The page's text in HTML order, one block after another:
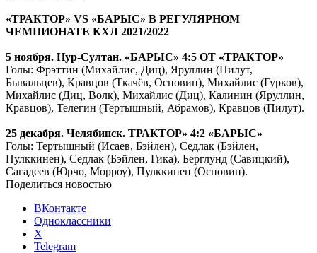
«ТРАКТОР» VS «БАРЫС» В РЕГУЛЯРНОМ
ЧЕМПИОНАТЕ КХЛ 2021/2022
5 ноября. Нур-Султан. «БАРЫС» 4:5 ОТ «ТРАКТОР»
Голы: Фрэттин (Михайлис, Диц), Яруллин (Пилут,
Бывальцев), Кравцов (Ткачёв, Основин), Михайлис (Гурков),
Михайлис (Диц, Волк), Михайлис (Диц), Калинин (Яруллин,
Кравцов), Телегин (Тертышный, Абрамов), Кравцов (Пилут).
25 декабря. Челябинск. ТРАКТОР» 4:2 «БАРЫС»
Голы: Тертышный (Исаев, Бэйлен), Седлак (Бэйлен,
Пулккинен), Седлак (Бэйлен, Гика), Берглунд (Савицкий),
Сагадеев (Юрчо, Морроу), Пулккинен (Основин).
Поделиться новостью
ВКонтакте
Одноклассники
X
Telegram